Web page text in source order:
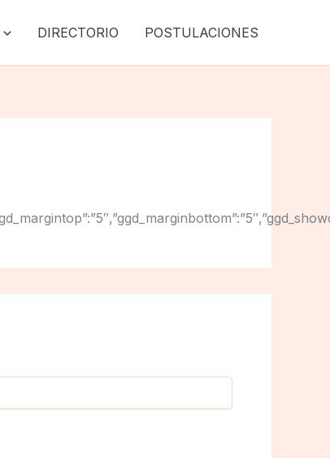
DIRECTORIO POSTULACIONES